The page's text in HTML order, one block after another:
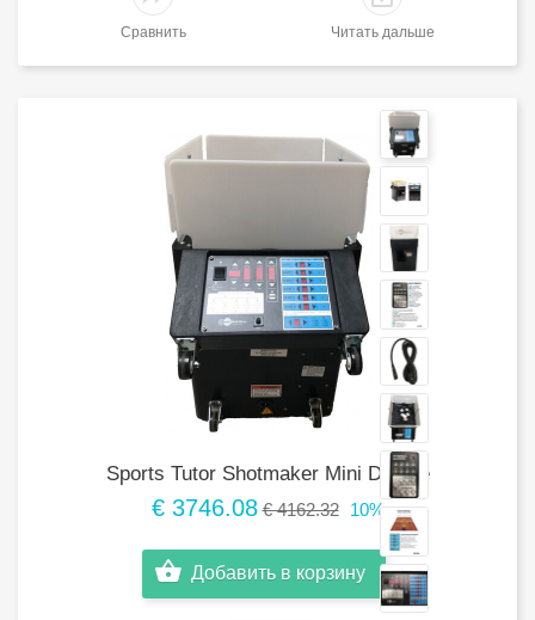
Сравнить Читать дальше
Sports Tutor Shotmaker Mini Deluxe
€ 3746.08 € 4162.32 10%
Добавить в корзину